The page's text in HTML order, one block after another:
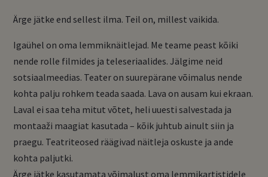
Ärge jätke end sellest ilma. Teil on, millest vaikida.
Igaühel on oma lemmiknäitlejad. Me teame peast kõiki
nende rolle filmides ja teleseriaalides. Jälgime neid
sotsiaalmeedias. Teater on suurepärane võimalus nende
kohta palju rohkem teada saada. Lava on ausam kui ekraan.
Laval ei saa teha mitut võtet, heli uuesti salvestada ja
montaaži maagiat kasutada – kõik juhtub ainult siin ja
praegu. Teatriteosed räägivad näitleja oskuste ja ande
kohta paljutki.
Ärge jätke kasutamata võimalust oma lemmikartistidele